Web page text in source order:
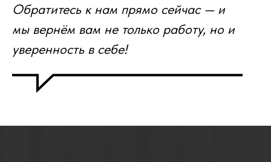
Обратитесь к нам прямо сейчас — и
мы вернём вам не только работу, но и
уверенность в себе!